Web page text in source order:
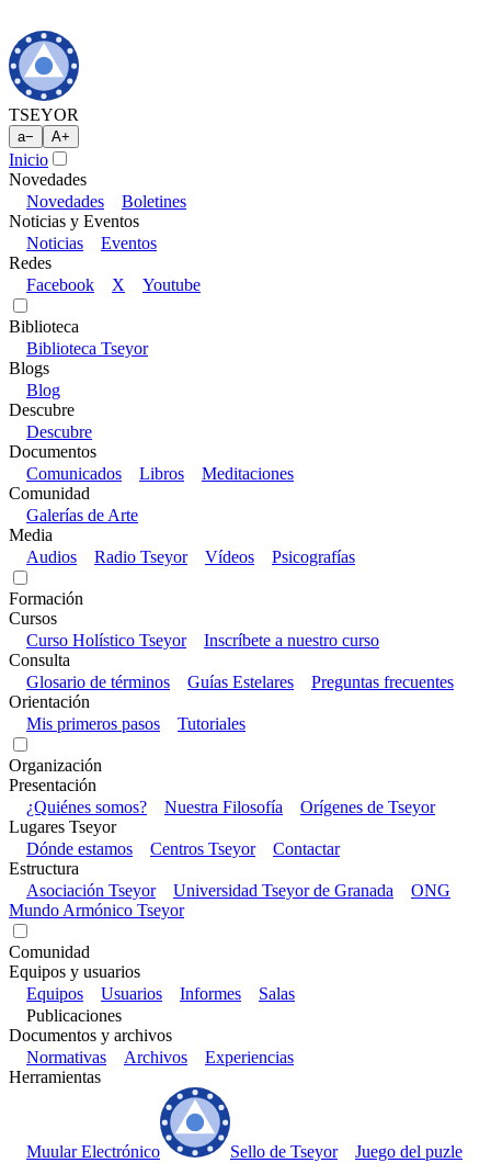
TSEYOR
a− A+
Inicio
Novedades
Novedades
Boletines
Noticias y Eventos
Noticias
Eventos
Redes
Facebook
X Youtube
Biblioteca
Biblioteca Tseyor
Blogs
Blog
Descubre
Descubre
Documentos
Comunicados
Libros
Meditaciones
Comunidad
Galerías de Arte
Media
Audios
Radio Tseyor Vídeos Psicografías
Formación
Cursos
Curso Holístico Tseyor
Inscríbete a nuestro curso
Consulta
Glosario de términos
Guías Estelares
Preguntas frecuentes
Orientación
Mis primeros pasos
Tutoriales
Organización
Presentación
¿Quiénes somos?
Nuestra Filosofía
Orígenes de Tseyor
Lugares Tseyor
Dónde estamos
Centros Tseyor
Contactar
Estructura
Asociación Tseyor
Universidad Tseyor de Granada
ONG
Mundo Armónico Tseyor
Comunidad
Equipos y usuarios
Equipos
Usuarios Informes
Salas
Publicaciones
Documentos y archivos
Normativas
Archivos
Experiencias
Herramientas
Muular Electrónico Sello de Tseyor
Juego del puzle